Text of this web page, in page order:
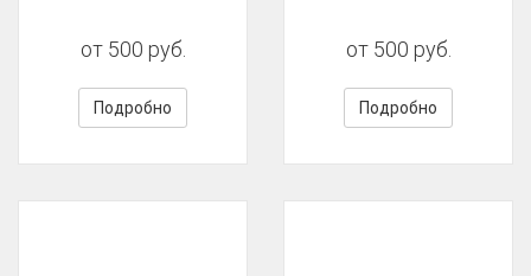
от 500 руб.
Подробно
от 500 руб.
Подробно